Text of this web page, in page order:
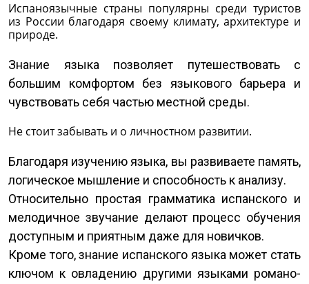
Испаноязычные страны популярны среди туристов
из России благодаря своему климату, архитектуре и
природе.
Знание языка позволяет путешествовать с
большим комфортом без языкового барьера и
чувствовать себя частью местной среды.
Не стоит забывать и о личностном развитии.
Благодаря изучению языка, вы развиваете память,
логическое мышление и способность к анализу.
Относительно простая грамматика испанского и
мелодичное звучание делают процесс обучения
доступным и приятным даже для новичков.
Кроме того, знание испанского языка может стать
ключом к овладению другими языками романо-